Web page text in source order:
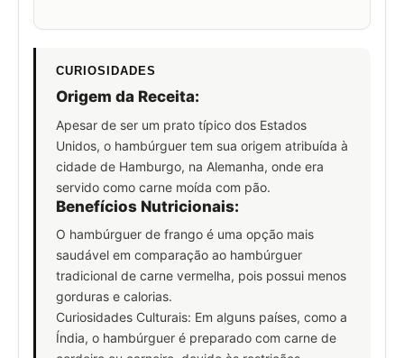
CURIOSIDADES
Origem da Receita:
Apesar de ser um prato típico dos Estados
Unidos, o hambúrguer tem sua origem atribuída à
cidade de Hamburgo, na Alemanha, onde era
servido como carne moída com pão.
Benefícios Nutricionais:
O hambúrguer de frango é uma opção mais
saudável em comparação ao hambúrguer
tradicional de carne vermelha, pois possui menos
gorduras e calorias.
Curiosidades Culturais: Em alguns países, como a
Índia, o hambúrguer é preparado com carne de